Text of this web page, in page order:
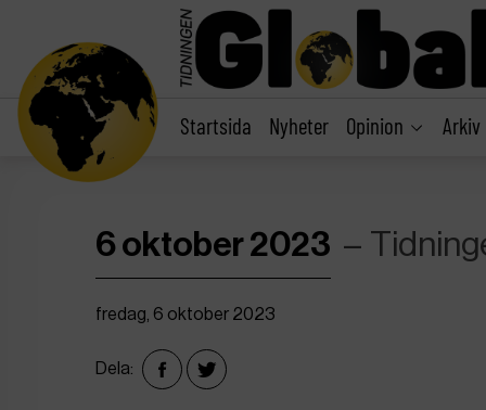
Startsida Nyheter Opinion Arkiv
6 oktober 2023
fredag, 6 oktober 2023
Dela: